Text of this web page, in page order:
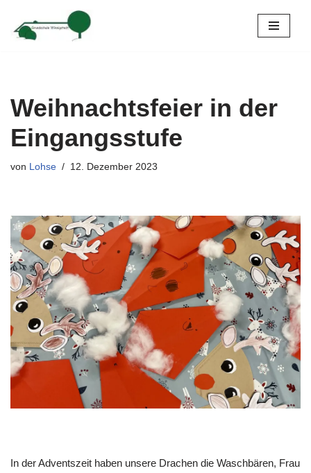
Zum
Weihnachtsfeier in der
Eingangsstufe
von Lohse 12. Dezember 2023
In der Adventszeit haben unsere Drachen die Waschbären, Frau